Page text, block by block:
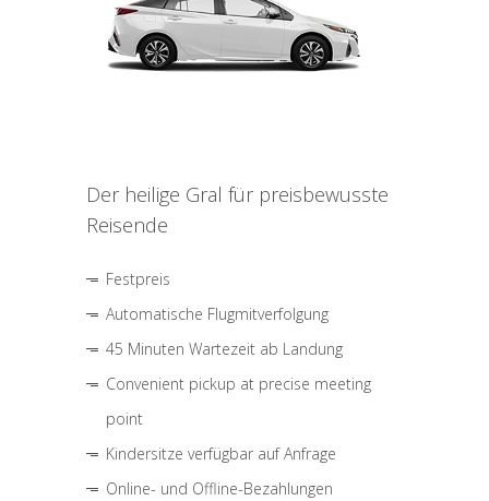
Der heilige Gral für preisbewusste
Reisende
Festpreis
Automatische Flugmitverfolgung
45 Minuten Wartezeit ab Landung
Convenient pickup at precise meeting
point
Kindersitze verfügbar auf Anfrage
Online- und Offline-Bezahlungen